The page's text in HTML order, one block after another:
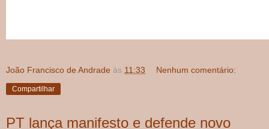
João Francisco de Andrade às 11:33 Nenhum comentário:
Compartilhar
PT lança manifesto e defende novo